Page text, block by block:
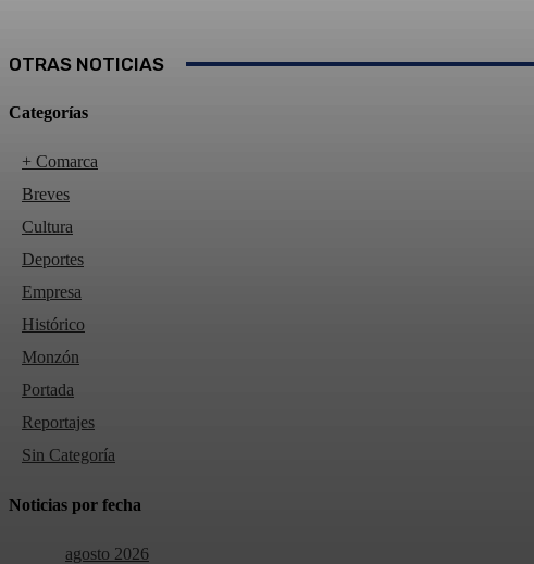
OTRAS NOTICIAS
Categorías
+ Comarca
Breves
Cultura
Deportes
Empresa
Histórico
Monzón
Portada
Reportajes
Sin Categoría
Noticias por fecha
agosto 2026